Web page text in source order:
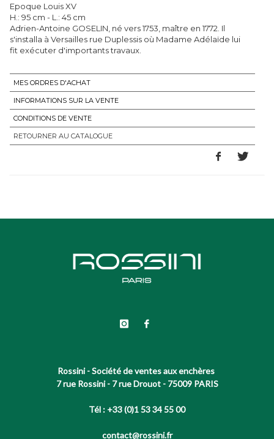
Epoque Louis XV
H.: 95 cm - L.: 45 cm
Adrien-Antoine GOSELIN, né vers 1753, maître en 1772. Il
s'installa à Versailles rue Duplessis où Madame Adélaïde lui
fit exécuter d'importants travaux.
MES ORDRES D'ACHAT
INFORMATIONS SUR LA VENTE
CONDITIONS DE VENTE
RETOURNER AU CATALOGUE
Rossini - Société de ventes aux enchères
7 rue Rossini - 7 rue Drouot - 75009 PARIS
Tél : +33 (0)1 53 34 55 00
contact@rossini.fr